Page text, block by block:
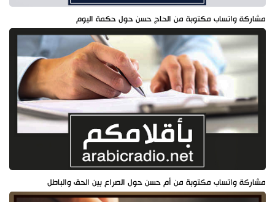
مشاركة واتساب مكتوبة من الحاج حسن حول حكمة اليوم
مشاركة واتساب مكتوبة من أم حسن حول الصراع بين الحق والباطل